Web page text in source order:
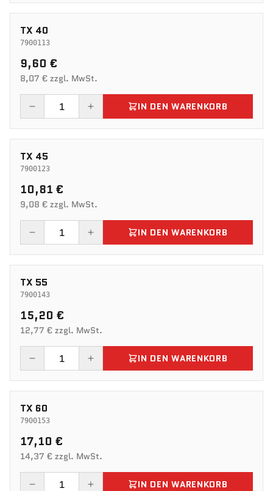
TX 40
7900113
9,60 €
8,07 € zzgl. MwSt.
IN DEN WARENKORB
TX 45
7900123
10,81 €
9,08 € zzgl. MwSt.
IN DEN WARENKORB
TX 55
7900143
15,20 €
12,77 € zzgl. MwSt.
IN DEN WARENKORB
TX 60
7900153
17,10 €
14,37 € zzgl. MwSt.
IN DEN WARENKORB